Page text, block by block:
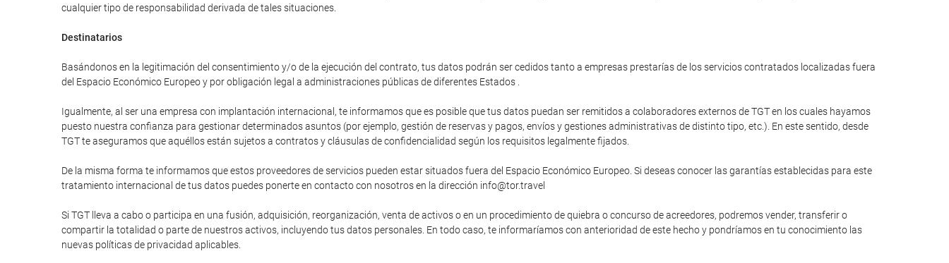
cualquier tipo de responsabilidad derivada de tales situaciones.
Destinatarios
Basándonos en la legitimación del consentimiento y/o de la ejecución del contrato, tus datos podrán ser cedidos tanto a empresas prestarías de los servicios contratados localizadas fuera
del Espacio Económico Europeo y por obligación legal a administraciones públicas de diferentes Estados .
Igualmente, al ser una empresa con implantación internacional, te informamos que es posible que tus datos puedan ser remitidos a colaboradores externos de TGT en los cuales hayamos
puesto nuestra confianza para gestionar determinados asuntos (por ejemplo, gestión de reservas y pagos, envíos y gestiones administrativas de distinto tipo, etc.). En este sentido, desde
TGT te aseguramos que aquéllos están sujetos a contratos y cláusulas de confidencialidad según los requisitos legalmente fijados.
De la misma forma te informamos que estos proveedores de servicios pueden estar situados fuera del Espacio Económico Europeo. Si deseas conocer las garantías establecidas para este
tratamiento internacional de tus datos puedes ponerte en contacto con nosotros en la dirección info@tor.travel
Si TGT lleva a cabo o participa en una fusión, adquisición, reorganización, venta de activos o en un procedimiento de quiebra o concurso de acreedores, podremos vender, transferir o
compartir la totalidad o parte de nuestros activos, incluyendo tus datos personales. En todo caso, te informaríamos con anterioridad de este hecho y pondríamos en tu conocimiento las
nuevas políticas de privacidad aplicables.